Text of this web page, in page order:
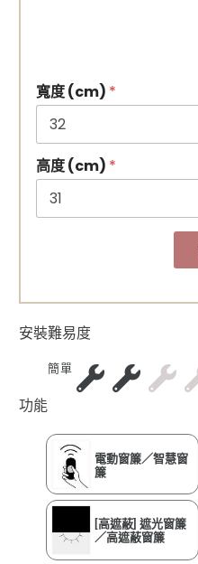
寬度 (cm) *
高度 (cm) *
安裝難易度
簡單
功能
電動窗簾／智慧窗
簾
[高遮蔽] 遮光窗簾
／高遮蔽窗簾